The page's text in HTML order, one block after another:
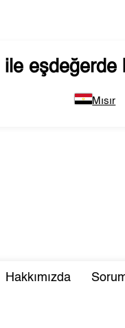
ile eşdeğerde
Mısır
Hakkımızda